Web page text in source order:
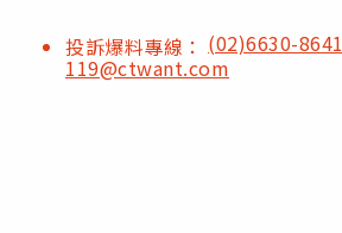
投訴爆料專線： (02)6630-8641
119@ctwant.com